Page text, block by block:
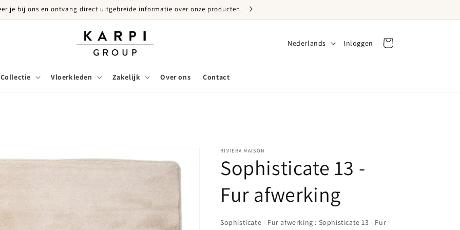
je bij ons en ontvang direct uitgebreide informatie over onze producten.
Collectie Vloerkleden Zakelijk Over ons Contact
Taal
Nederlands Inloggen
InloggenWinkelwagen
RIVIERA MAISON
Sophisticate 13 -
Fur afwerking
Sophisticate - Fur afwerking : Sophisticate 13 - Fur